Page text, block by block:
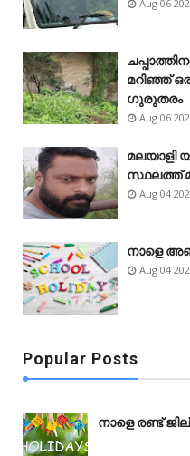
Aug 06
മറിഞ്ഞ്
ഗുരുതരം
Aug 06
മലയാളി
സ്ഥലത്ത്
Aug 04
നാളെ
Aug 04
Popular Posts
നാളെ രണ്ട്